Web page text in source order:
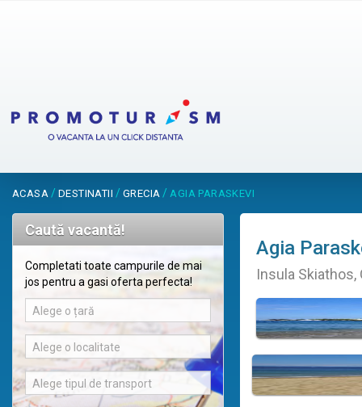
ACASA / DESTINATII / GRECIA /AGIA PARASKEVI
Caută vacantă!
Completati toate campurile de mai
jos pentru a gasi oferta perfecta!
Alege o țară
Alege o localitate
Alege tipul de transport
Agia
Insula Skiathos,